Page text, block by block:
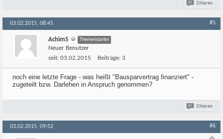
Zitieren
03.02.2015, 08:45 #5
AchimS Themenstarter
Neuer Benutzer
seit: 03.02.2015 Beiträge: 3
noch eine letzte Frage - was heißt "Bausparvertrag finanziert" -
zugeteilt bzw. Darlehen in Anspruch genommen?
Zitieren
03.02.2015, 09:52 #6